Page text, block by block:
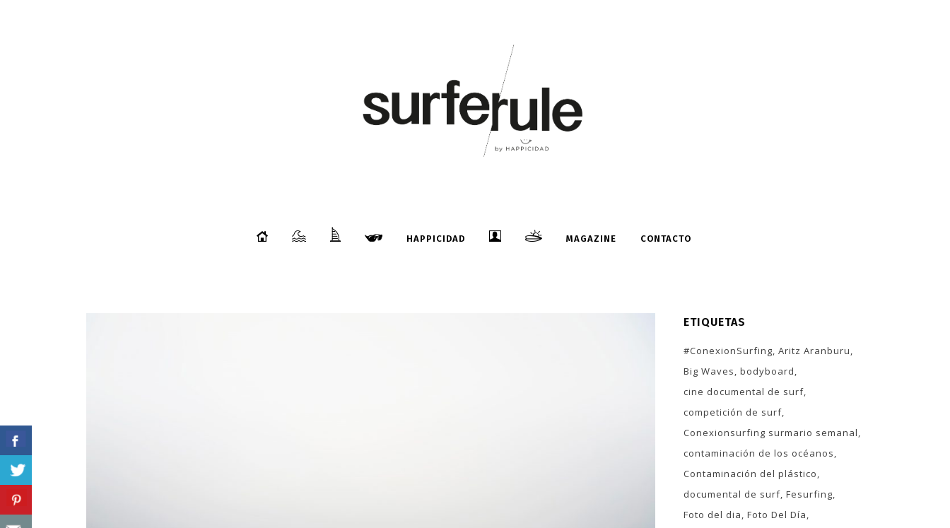
HAPPICIDAD MAGAZINE CONTACTO
ETIQUETAS
#ConexionSurfing Aritz Aranburu
Big Waves bodyboard
cine documental de surf
competición de surf
Conexionsurfing surmario semanal
contaminación de los océanos
Contaminación del plástico
documental de surf Fesurfing
Foto del dia Foto Del Día